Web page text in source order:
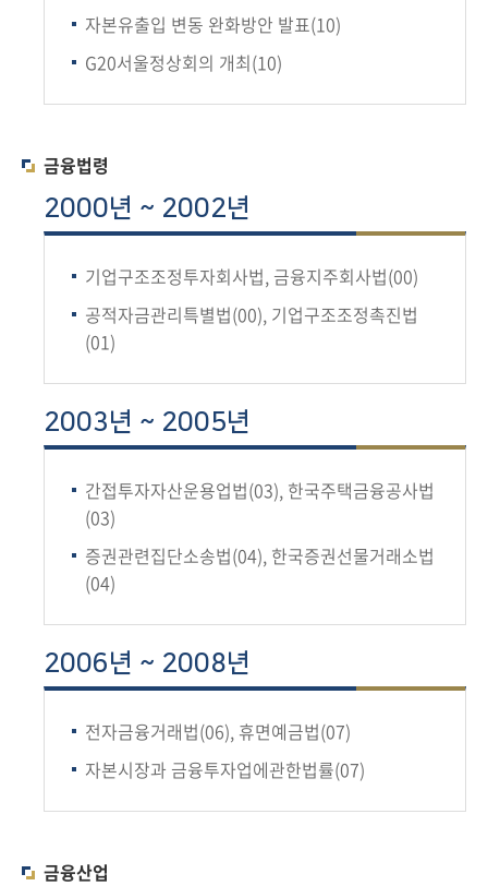
자본유출입 변동 완화방안 발표(10)
G20서울정상회의 개최(10)
금융법령
2000년 ~ 2002년
기업구조조정투자회사법, 금융지주회사법(00)
공적자금관리특별법(00), 기업구조조정촉진법
(01)
2003년 ~ 2005년
간접투자자산운용업법(03), 한국주택금융공사법
(03)
증권관련집단소송법(04), 한국증권선물거래소법
(04)
2006년 ~ 2008년
전자금융거래법(06), 휴면예금법(07)
자본시장과 금융투자업에관한법률(07)
금융산업